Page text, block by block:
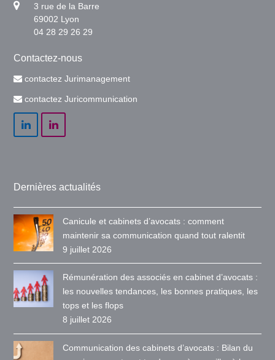
3 rue de la Barre
69002 Lyon
04 28 29 26 29
Contactez-nous
contactez Jurimanagement
contactez Juricommunication
LinkedInLinkedIn
Dernières actualités
Canicule et cabinets d’avocats : comment
maintenir sa communication quand tout ralentit
9 juillet 2026
Rémunération des associés en cabinet d’avocats :
les nouvelles tendances, les bonnes pratiques, les
tops et les flops
8 juillet 2026
Communication des cabinets d’avocats : Bilan du